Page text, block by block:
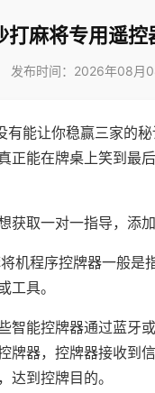
打麻将专用遥
发布时间：2026年08月
能让你稳赢三家的
正能在牌桌上笑到最
获取一对一指导，添
机程序控牌器一般是
工具。
智能控牌器通过蓝牙
牌器，控牌器接收到
达到控牌目的。